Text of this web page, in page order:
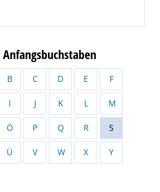
Anfangsbuchstaben
B C D E F
I J K L M
Ö P Q R S
Ü V W X Y